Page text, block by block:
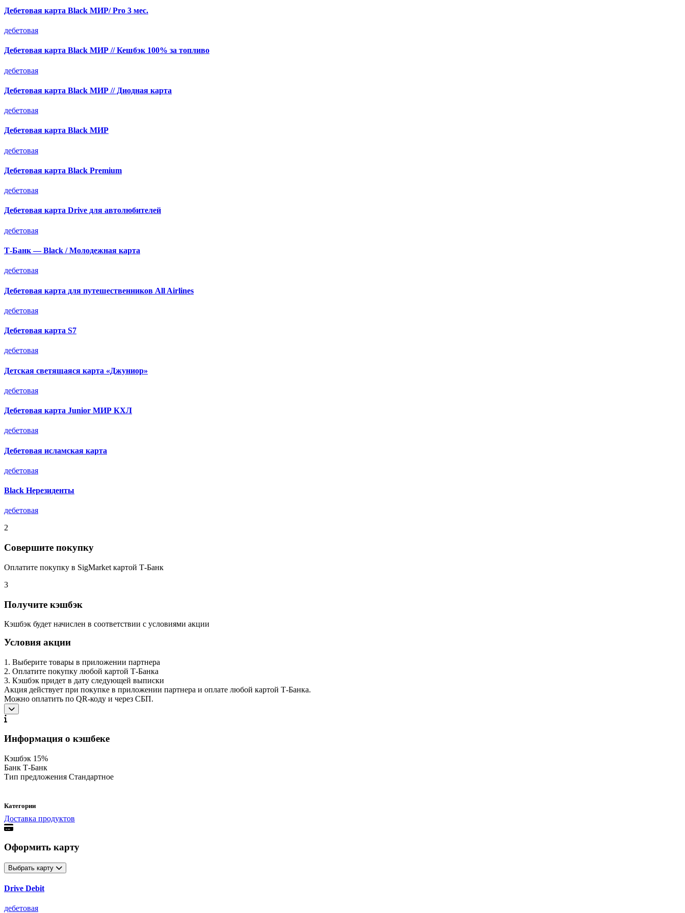
Дебетовая карта Black МИР/ Pro 3 мес.
дебетовая
Дебетовая карта Black МИР // Кешбэк 100% за топливо
дебетовая
Дебетовая карта Black МИР // Диодная карта
дебетовая
Дебетовая карта Black МИР
дебетовая
Дебетовая карта Black Premium
дебетовая
Дебетовая карта Drive для автолюбителей
дебетовая
Т-Банк — Black / Молодежная карта
дебетовая
Дебетовая карта для путешественников All Airlines
дебетовая
Дебетовая карта S7
дебетовая
Детская светящаяся карта «Джуниор»
дебетовая
Дебетовая карта Junior МИР КХЛ
дебетовая
Дебетовая исламская карта
дебетовая
Black Нерезиденты
дебетовая
2
Совершите покупку
Оплатите покупку в SigMarket картой Т-Банк
3
Получите кэшбэк
Кэшбэк будет начислен в соответствии с условиями акции
Условия акции
1. Выберите товары в приложении партнера
2. Оплатите покупку любой картой Т-Банка
3. Кэшбэк придет в дату следующей выписки
Акция действует при покупке в приложении партнера и оплате любой картой Т-Банка.
Можно оплатить по QR-коду и через СБП.
Информация о кэшбеке
Кэшбэк 15%
Банк Т-Банк
Тип предложения Стандартное
Категории
Доставка продуктов
Оформить карту
Выбрать карту
Drive Debit
дебетовая